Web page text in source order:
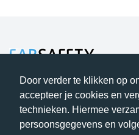
Door verder te klikken op
accepteer je cookies en
technieken. Hiermee
persoonsgegevens en
Bescherming waar u op
hoort.